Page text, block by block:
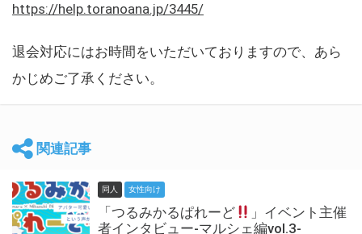
https://help.toranoana.jp/3445/
退会対応にはお時間をいただいておりますので、あら
かじめご了承ください。
関連記事
同人 女性向け
「つるみかるぱれーど
」イベント主催
者インタビュー-マルシェ編vol.3-